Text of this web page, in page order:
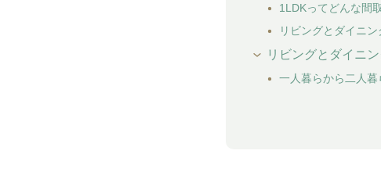
1LDKってどんな間
リビングとダイニ
リビングとダイニ
一人暮らから二人